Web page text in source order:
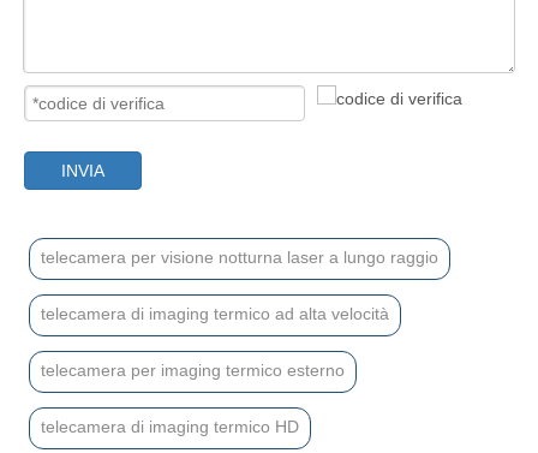
INVIA
telecamera per visione notturna laser a lungo raggio
telecamera di imaging termico ad alta velocità
telecamera per imaging termico esterno
telecamera di imaging termico HD